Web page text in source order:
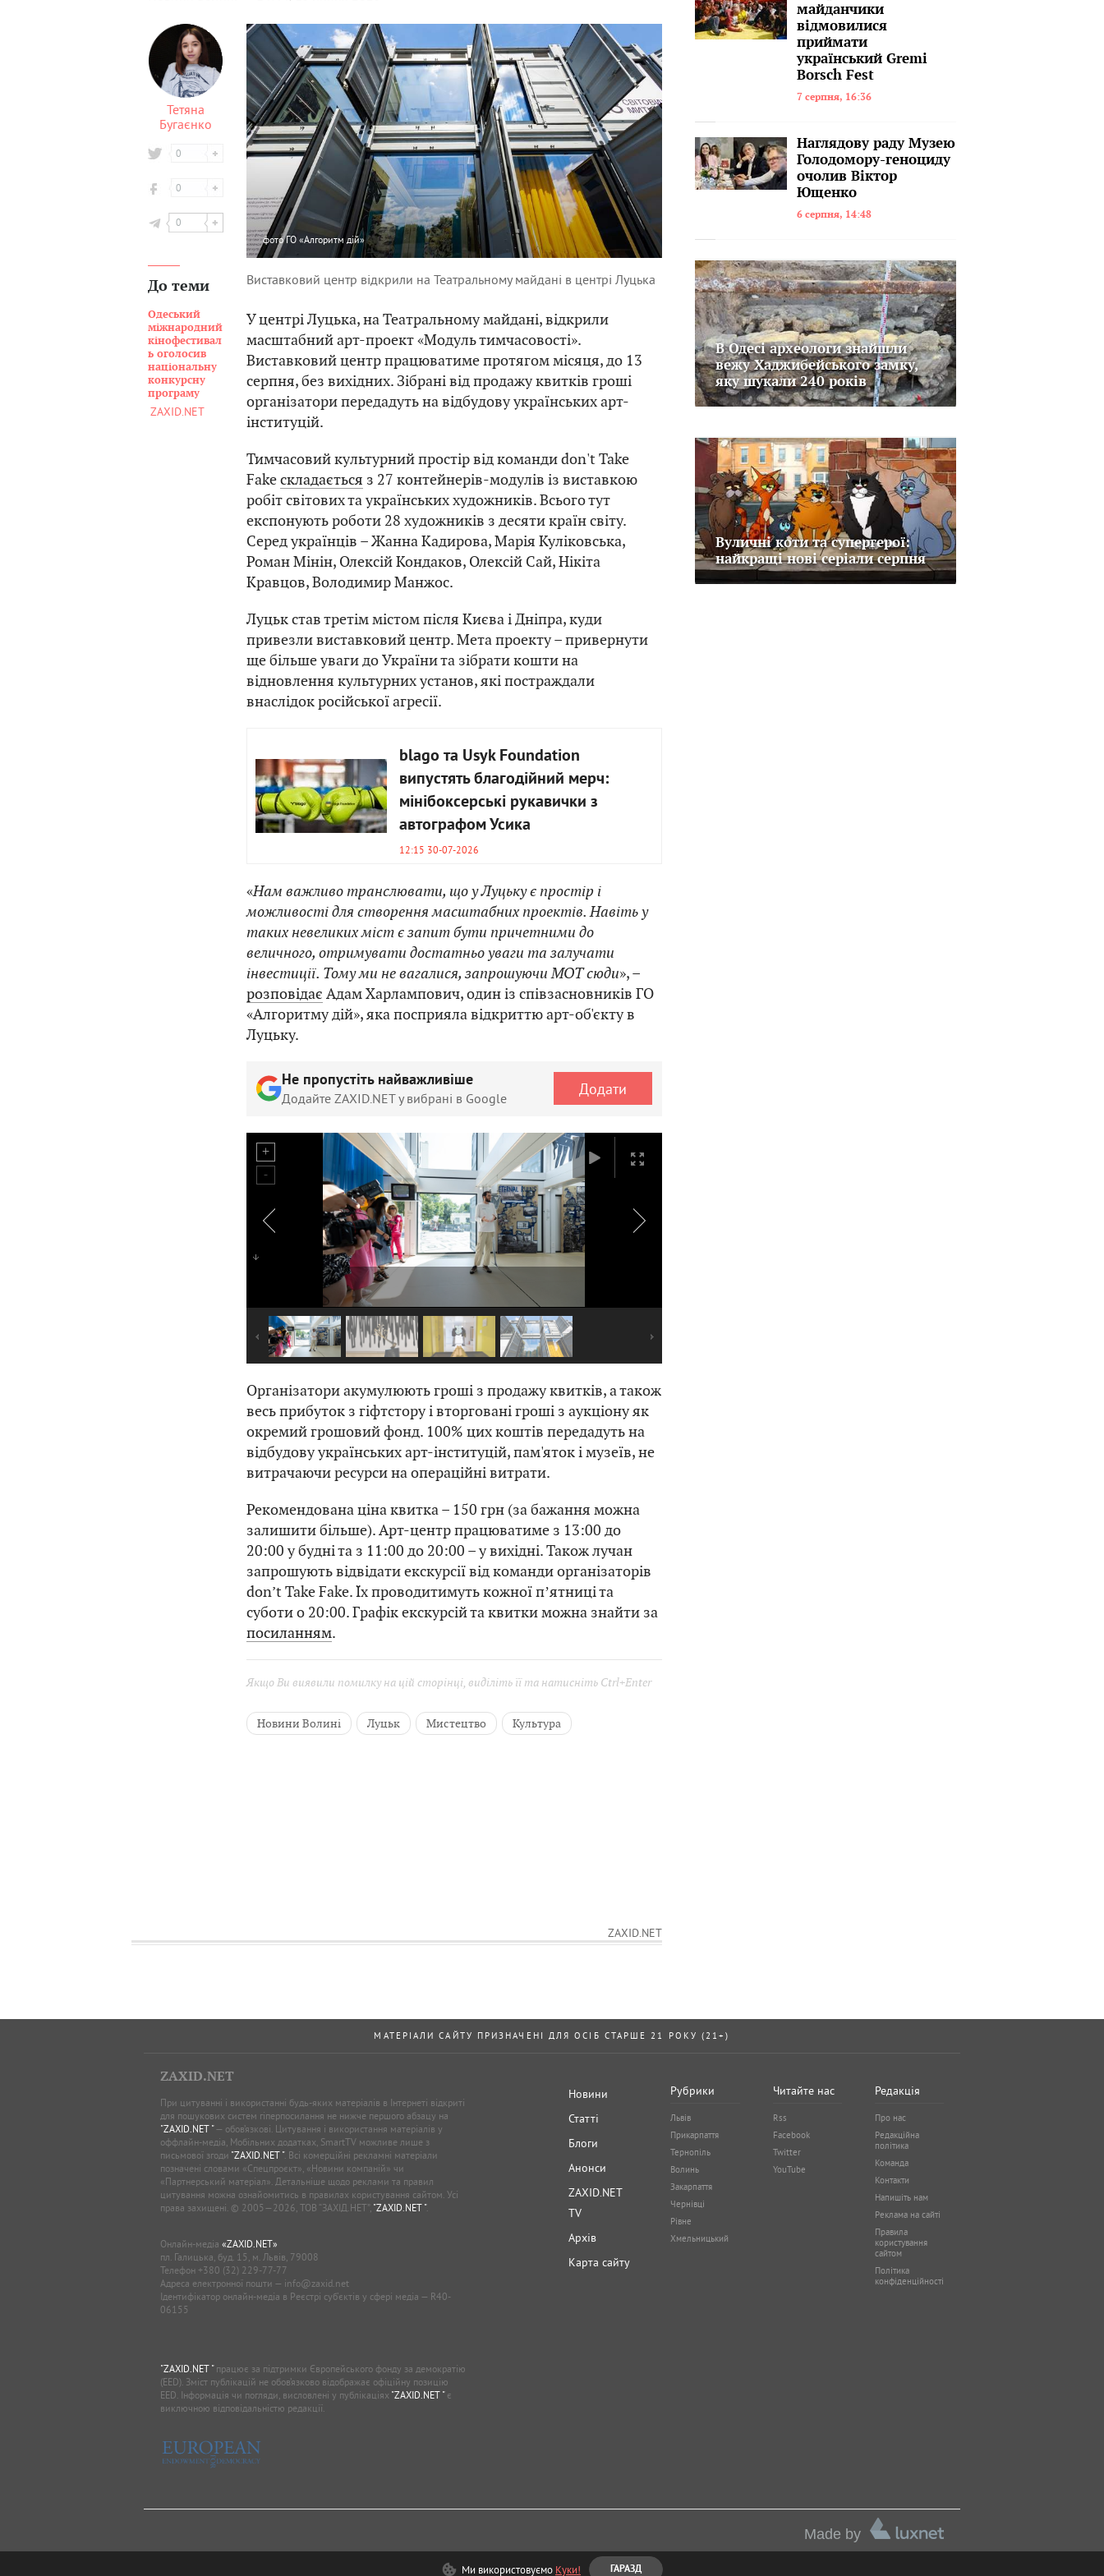
Тетяна
Бугаєнко
0
0
0
До теми
Одеський
міжнародний
кінофестивал
ь оголосив
національну
конкурсну
програму
ZAXID.NET
фотоГО «Алгоритм дій»
Виставковий центр відкрили на Театральному майдані в центрі Луцька
У центрі Луцька, на Театральному майдані, відкрили
масштабний арт-проект «Модуль тимчасовості».
Виставковий центр працюватиме протягом місяця, до 13
серпня, без вихідних. Зібрані від продажу квитків гроші
організатори передадуть на відбудову українських арт-
інституцій.
Тимчасовий культурний простір від команди don't Take
Fakeскладається з 27 контейнерів-модулів із виставкою
робіт світових та українських художників. Всього тут
експонують роботи 28 художників з десяти країн світу.
Серед українців – Жанна Кадирова, Марія Куліковська,
Роман Мінін, Олексій Кондаков, Олексій Сай, Нікіта
Кравцов, Володимир Манжос.
Луцьк став третім містом після Києва і Дніпра, куди
привезли виставковий центр. Мета проекту – привернути
ще більше уваги до України та зібрати кошти на
відновлення культурних установ, які постраждали
внаслідок російської агресії.
blago та Usyk Foundation
випустять благодійний мерч:
мінібоксерські рукавички з
автографом Усика
12:15 30-07-2026
«Нам важливо транслювати, що у Луцьку є простір і
можливості для створення масштабних проектів. Навіть у
таких невеликих міст є запит бути причетними до
величного, отримувати достатньо уваги та залучати
інвестиції. Тому ми не вагалися, запрошуючи МОТ сюди», –
розповідає Адам Харлампович, один із співзасновників ГО
«Алгоритму дій», яка посприяла відкриттю арт-об'єкту в
Луцьку.
Не пропустіть найважливіше
Додайте ZAXID.NET у вибрані в Google Додати
Організатори акумулюють гроші з продажу квитків, а також
весь прибуток з гіфтстору і вторговані гроші з аукціону як
окремий грошовий фонд. 100% цих коштів передадуть на
відбудову українських арт-інституцій, пам'яток і музеїв, не
витрачаючи ресурси на операційні витрати.
Рекомендована ціна квитка – 150 грн (за бажання можна
залишити більше). Арт-центр працюватиме з 13:00 до
20:00 у будні та з 11:00 до 20:00 – у вихідні. Також лучан
запрошують відвідати екскурсії від команди організаторів
don’t Take Fake. Їх проводитимуть кожної пʼятниці та
суботи о 20:00. Графік екскурсій та квитки можна знайти за
посиланням.
Якщо Ви виявили помилку на цій сторінці, виділіть її та натисніть Ctrl+Enter
Новини Волині Луцьк Мистецтво Культура
ZAXID.NET
майданчики
відмовилися
приймати
український Gremi
Borsch Fest
7 серпня, 16:36
Наглядову раду Музею
Голодомору-геноциду
очолив Віктор
Ющенко
6 серпня, 14:48
В Одесі археологи знайшли
вежу Хаджибейського замку,
яку шукали 240 років
Вуличні коти та супергерої:
найкращі нові серіали серпня
МАТЕРІАЛИ САЙТУ ПРИЗНАЧЕНІ ДЛЯ ОСІБ СТАРШЕ 21 РОКУ (21+)
ZAXID.NET
При цитуванні і використанні будь-яких матеріалів в Інтернеті відкриті
для пошукових систем гіперпосилання не нижче першого абзацу на
"ZAXID.NET "— обов’язкові. Цитування і використання матеріалів у
оффлайн-медіа, Мобільних додатках, SmartTV можливе лише з
письмової згоди "ZAXID.NET ". Всі комерційні рекламні матеріали
позначені словами «Спецпроєкт», «Новини компаній» чи
«Партнерський матеріал». Детальніше щодо реклами та правил
цитування можна ознайомитись в правилах користування сайтом. Усі
права захищені. © 2005—2026, ТОВ “ЗАХІД.НЕТ”, "ZAXID.NET ".
Онлайн-медіа «ZAXID.NET»
пл. Галицька, буд. 15, м. Львів, 79008
Телефон +380 (32) 229-77-77
Адреса електронної пошти — info@zaxid.net
Ідентифікатор онлайн-медіа в Реєстрі суб'єктів у сфері медіа — R40-
06155
"ZAXID.NET "працює за підтримки Європейського фонду за демократію
(EED). Зміст публікацій не обов’язково відображає офіційну позицію
EED. Інформація чи погляди, висловлені у публікаціях "ZAXID.NET "є
виключною відповідальністю редакції.
Новини
Статті
Блоги
Анонси
ZAXID.NET
TV
Архів
Карта сайту
Рубрики
Львів
Прикарпаття
Тернопіль
Волинь
Закарпаття
Чернівці
Рівне
Хмельницький
Читайте нас
Rss
Facebook
Twitter
YouTube
Редакція
Про нас
Редакційна
політика
Команда
Контакти
Напишіть нам
Реклама на сайті
Правила
користування
сайтом
Політика
конфіденційності
Made by
Ми використовуємо Куки! ГАРАЗД